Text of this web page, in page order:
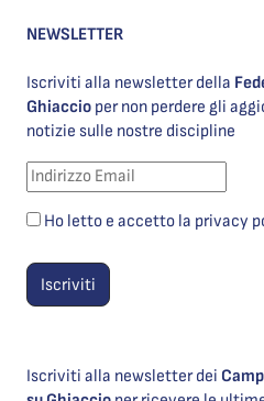
NEWSLETTER
Iscriviti alla newsletter della
Ghiaccio per non perdere gli
notizie sulle nostre discipline
Ho letto e accetto la privacy
Iscriviti alla newsletter dei